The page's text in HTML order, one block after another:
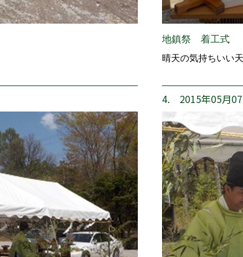
地鎮祭 着工式
晴天の気持ちいい
4. 2015年05月